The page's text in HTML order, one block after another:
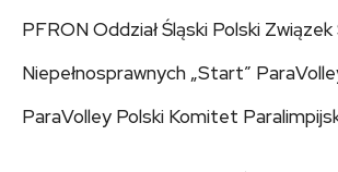
PFRON Oddział Śląski Polski
Niepełnosprawnych „Start”
ParaVolley Polski Komitet